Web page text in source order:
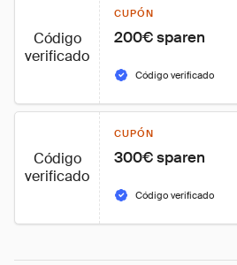
Código
verificado
CUPÓN
200€ sparen
Código verificado
Código
verificado
CUPÓN
300€ sparen
Código verificado